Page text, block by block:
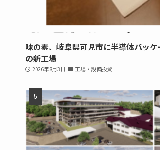
味の素、岐阜県可児市に半導体パッ
の新工場
2026年8月3日 工場・設備投資